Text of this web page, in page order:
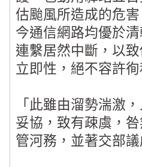
估颱風所造成的危
今通信網路均優於
連繫居然中斷，以
立即性，絕不容許
「此雖由溜勢湍激
妥協，致有疎虞，
管河務，並著交部